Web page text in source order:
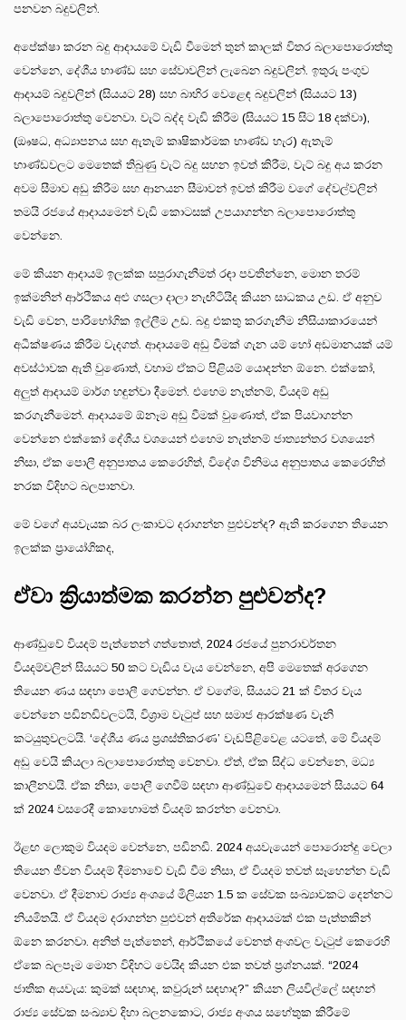
පනවන බදුවලින්.
අපේක්ෂා කරන බදු ආදායමේ වැඩි වීමෙන් තුන් කාලක් විතර බලාපොරොත්තු
වෙන්නෙ, දේශීය භාණ්ඩ සහ සේවාවලින් ලැබෙන බදුවලින්. ඉතුරු පංගුව
ආදායම් බදුවලින් (සියයට 28) සහ බාහිර වෙළෙඳ බදුවලින් (සියයට 13)
බලාපොරොත්තු වෙනවා. වැට් බද්ද වැඩි කිරීම (සියයට 15 සිට 18 දක්වා),
(ඖෂධ, අධ්‍යාපනය සහ ඇතැම් කෘෂිකාර්මක භාණ්ඩ හැර) ඇතැම්
භාණ්ඩවලට මෙතෙක් තිබුණු වැට් බදු සහන ඉවත් කිරීම, වැට් බදු අය කරන
අවම සීමාව අඩු කිරීම සහ ආනයන සීමාවන් ඉවත් කිරීම වගේ දේවල්වලින්
තමයි රජයේ ආදායමෙන් වැඩි කොටසක් උපයාගන්න බලාපොරොත්තු
වෙන්නෙ.
මේ කියන ආදායම් ඉලක්ක සපුරාගැනීමත් රඳා පවතින්නෙ, මොන තරම්
ඉක්මනින් ආර්ථිකය අළු ගසලා දාලා නැඟිටියිද කියන සාධකය උඩ. ඒ අනුව
වැඩි වෙන, පාරිභෝගික ඉල්ලීම උඩ. බදු එකතු කරගැනීම නිසියාකාරයෙන්
අධීක්ෂණය කිරීම වැදගත්. ආදායමේ අඩු වීමක් ගැන යම් හෝ අඩමානයක් යම්
අවස්ථාවක ඇති වුණොත්, වහාම ඒකට පිළියම් යොදන්න ඕනෙ. එක්කෝ,
අලුත් ආදායම් මාර්ග හඳුන්වා දීමෙන්. එහෙම නැත්නම්, වියදම් අඩු
කරගැනීමෙන්. ආදායමේ ඕනෑම අඩු වීමක් වුණොත්, ඒක පියවාගන්න
වෙන්නෙ එක්කෝ දේශීය වශයෙන් එහෙම නැත්නම් ජාත්‍යන්තර වශයෙන්
නිසා, ඒක පොලී අනුපාතය කෙරෙහිත්, විදේශ විනිමය අනුපාතය කෙරෙහිත්
නරක විදිහට බලපානවා.
මේ වගේ අයවැයක බර ලංකාවට දරාගන්න පුළුවන්ද? ඇති කරගෙන තියෙන
ඉලක්ක ප්‍රායෝගිකද,
ඒවා ක්‍රියාත්මක කරන්න පුළුවන්ද?
ආණ්ඩුවේ වියදම් පැත්තෙන් ගත්තොත්, 2024 රජයේ පුනරාවර්තන
වියදම්වලින් සියයට 50 කට වැඩිය වැය වෙන්නෙ, අපි මෙතෙක් අරගෙන
තියෙන ණය සඳහා පොලී ගෙවන්න. ඒ වගේම, සියයට 21 ක් විතර වැය
වෙන්නෙ පඩිනඩිවලටයි, විශ්‍රාම වැටුප් සහ සමාජ ආරක්ෂණ වැනි
කටයුතුවලටයි. ‘දේශීය ණය ප්‍රශස්තිකරණ’ වැඩපිළිවෙළ යටතේ, මේ වියදම්
අඩු වෙයි කියලා බලාපොරොත්තු වෙනවා. ඒත්, ඒක සිද්ධ වෙන්නෙ, මධ්‍ය
කාලීනවයි. ඒක නිසා, පොලී ගෙවීම් සඳහා ආණ්ඩුවේ ආදායමෙන් සියයට 64
ක් 2024 වසරෙදී කොහොමත් වියදම් කරන්න වෙනවා.
ඊළඟ ලොකුම වියදම වෙන්නෙ, පඩිනඩි. 2024 අයවැයෙන් පොරොන්දු වෙලා
තියෙන ජීවන වියදම් දීමනාවේ වැඩි වීම නිසා, ඒ වියදම තවත් සෑහෙන්න වැඩි
වෙනවා. ඒ දීමනාව රාජ්‍ය අංශයේ මිලියන 1.5 ක සේවක සංඛ්‍යාවකට දෙන්නට
නියමිතයි. ඒ වියදම දරාගන්න පුළුවන් අතිරේක ආදායමක් එක පැත්තකින්
ඕනෙ කරනවා. අනිත් පැත්තෙන්, ආර්ථිකයේ වෙනත් අංශවල වැටුප් කෙරෙහි
ඒකෙ බලපෑම මොන විදිහට වෙයිද කියන එක තවත් ප්‍රශ්නයක්. “2024
ජාතික අයවැය: කුමක් සඳහාද, කවුරුන් සඳහාද?” කියන ලියවිල්ලේ සඳහන්
රාජ්‍ය සේවක සංඛ්‍යාව දිහා බලනකොට, රාජ්‍ය අංශය සහේතුක කිරීමේ